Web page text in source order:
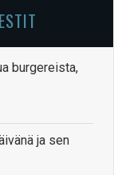
burgereista,
ja sen